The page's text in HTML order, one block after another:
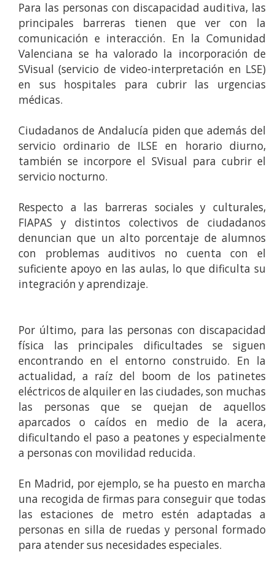
Para las personas con discapacidad auditiva, las
principales barreras tienen que ver con la
comunicación e interacción. En la Comunidad
Valenciana se ha valorado la incorporación de
SVisual (servicio de video-interpretación en LSE)
en sus hospitales para cubrir las urgencias
médicas.
Ciudadanos de Andalucía piden que además del
servicio ordinario de ILSE en horario diurno,
también se incorpore el SVisual para cubrir el
servicio nocturno.
Respecto a las barreras sociales y culturales,
FIAPAS y distintos colectivos de ciudadanos
denuncian que un alto porcentaje de alumnos
con problemas auditivos no cuenta con el
suficiente apoyo en las aulas, lo que dificulta su
integración y aprendizaje.
Por último, para las personas con discapacidad
física las principales dificultades se siguen
encontrando en el entorno construido. En la
actualidad, a raíz del boom de los patinetes
eléctricos de alquiler en las ciudades, son muchas
las personas que se quejan de aquellos
aparcados o caídos en medio de la acera,
dificultando el paso a peatones y especialmente
a personas con movilidad reducida.
En Madrid, por ejemplo, se ha puesto en marcha
una recogida de firmas para conseguir que todas
las estaciones de metro estén adaptadas a
personas en silla de ruedas y personal formado
para atender sus necesidades especiales.